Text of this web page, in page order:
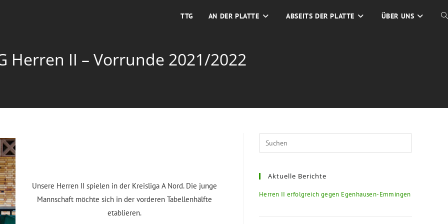
TTG AN DER PLATTE ABSEITS DER PLATTE ÜBER UNS
Herren II – Vorrunde 2021/2022
Unsere Herren II spielen in der Kreisliga A Nord. Die junge
Mannschaft möchte sich in der vorderen Tabellenhälfte
etablieren.
Aktuelle Berichte
Herren II erfolgreich gegen Egenhausen-Emmingen